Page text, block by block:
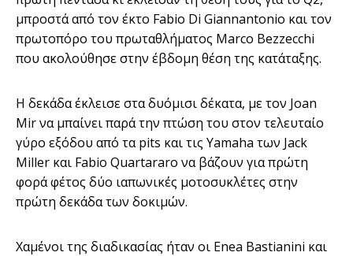
μπροστά από τον έκτο Fabio Di Giannantonio και τον
πρωτοπόρο του πρωταθλήματος Marco Bezzecchi
που ακολούθησε στην έβδομη θέση της κατάταξης.
Η δεκάδα έκλεισε στα δυόμισι δέκατα, με τον Joan
Mir να μπαίνει παρά την πτώση του στον τελευταίο
γύρο εξόδου από τα pits και τις Yamaha των Jack
Miller και Fabio Quartararo να βάζουν για πρώτη
φορά φέτος δύο ιαπωνικές μοτοσυκλέτες στην
πρώτη δεκάδα των δοκιμών.
Χαμένοι της διαδικασίας ήταν οι Enea Bastianini και